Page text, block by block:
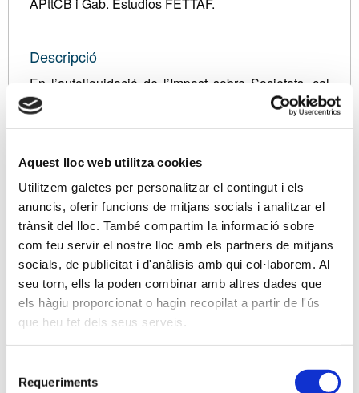
Aquest lloc web utilitza cookies
Utilitzem galetes per personalitzar el contingut i els
anuncis, oferir funcions de mitjans socials i analitzar el
trànsit del lloc. També compartim la informació sobre
com feu servir el nostre lloc amb els partners de mitjans
socials, de publicitat i d'anàlisis amb qui col·laborem. Al
seu torn, ells la poden combinar amb altres dades que
els hàgiu proporcionat o hagin recopilat a partir de l'ús
que heu fet dels seus serveis.
Requeriments
APttCB i Gab. Estudios FETTAF.
Descripció
En l’autoliquidació de l’Impost sobre Societats, cal
tenir present que es facilita informació rellevant de
amb els ajustos fiscals(diferències permanents i
diferències temporànies), que deriven en la
liquidació pertinent.
Cal esmentar també els aspectes formals per
consolidar deduccions fiscals, així com els aspectes
comptables i justificants documentals en
l’acreditació de les bases imposables negatives, que
adquireix mes rellevància d’acord a la nova Llei de
Es tracta de fer una revisió dels aspectes principals